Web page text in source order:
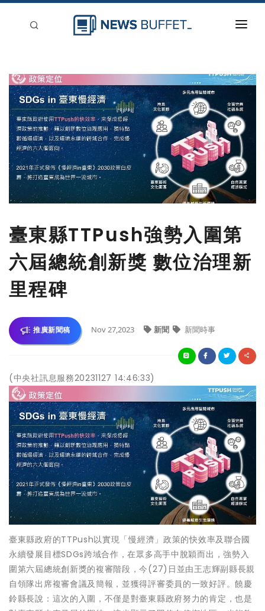
新聞稿分類
登入
刊登
臺東縣TTPush強勢入圍第
六屆總統創新獎 數位治理新
里程碑
推廣新聞稿 Nov 27,2023 新聞 新聞時事
(中央社訊息服務20231127 14:46:33)
臺東縣政府的TTPush以實現「慢經濟」政策的快效率及聯合國
永續發展目標SDGs跨域合作，在眾多高手中脫穎而出，強勢入
圍第六屆總統創新獎的複審階段，今(27)日並由王志輝副縣長親
自領隊出席複審會議及簡報，並獲得評審委員的一致好評。饒慶
鈴縣長說：這次的入圍，不僅是對臺東縣政府努力的肯定，也是